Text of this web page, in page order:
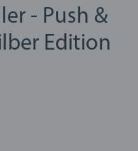
- Push &
Edition